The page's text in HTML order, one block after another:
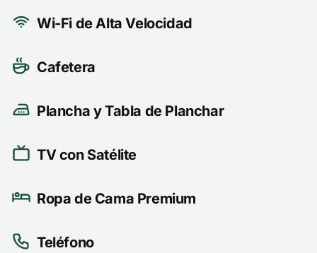
Wi-Fi de Alta Velocidad
Cafetera
Plancha y Tabla de Planchar
TV con Satélite
Ropa de Cama Premium
Teléfono